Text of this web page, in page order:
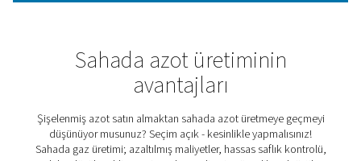
ederek, zirkonya sensörleri yüksek nitrojen saflığının
korunmasına yardımcı olur ve nitrojen jeneratörlerinin
verimliliğini ve performansını artırır. Bu entegrasyon,
ve PPNG 100-800 HE serisini çeşitli endüstriyel
en iyi seçenek haline getirir